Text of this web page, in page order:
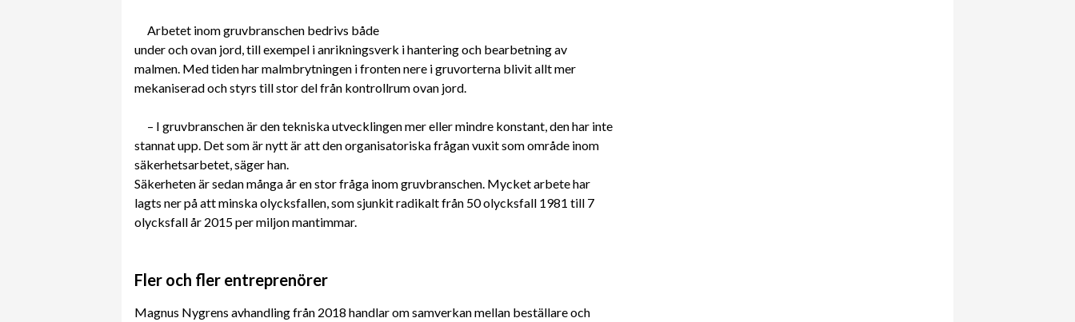
Arbetet inom gruvbranschen bedrivs både
under och ovan jord, till exempel i anrikningsverk i hantering och bearbetning av
malmen. Med tiden har malmbrytningen i fronten nere i gruvorterna blivit allt mer
mekaniserad och styrs till stor del från kontrollrum ovan jord.
– I gruvbranschen är den tekniska utvecklingen mer eller mindre konstant, den har inte
stannat upp. Det som är nytt är att den organisatoriska frågan vuxit som område inom
säkerhetsarbetet, säger han.
Säkerheten är sedan många år en stor fråga inom gruvbranschen. Mycket arbete har
lagts ner på att minska olycksfallen, som sjunkit radikalt från 50 olycksfall 1981 till 7
olycksfall år 2015 per miljon mantimmar.
Fler och fler entreprenörer
Magnus Nygrens avhandling från 2018 handlar om samverkan mellan beställare och